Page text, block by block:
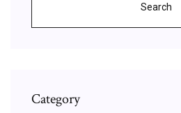
Search
Category